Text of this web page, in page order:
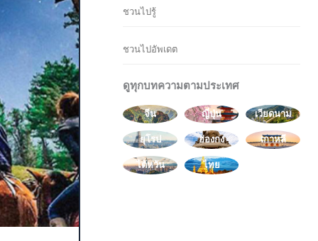
ชวนไปรู้
ชวนไปอัพเดต
ดูทุกบทความตามประเทศ
จีน ญี่ปุ่น เวียดนาม
ยุโรป ฮ่องกง เกาหลี
ไต้หวัน ไทย